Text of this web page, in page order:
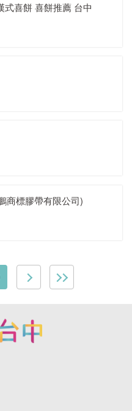
式喜餅 喜餅推薦 台中
商標膠帶有限公司)